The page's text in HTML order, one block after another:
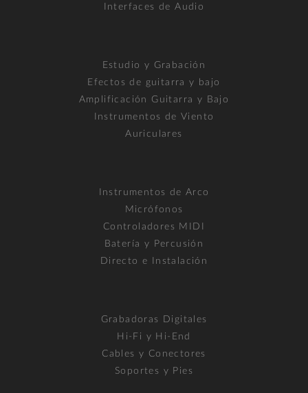
Interfaces de Audio
Estudio y Grabación
Efectos de guitarra y bajo
Amplificación Guitarra y Bajo
Instrumentos de Viento
Auriculares
Instrumentos de Arco
Micrófonos
Controladores MIDI
Batería y Percusión
Directo e Instalación
Grabadoras Digitales
Hi-Fi y Hi-End
Cables y Conectores
Soportes y Pies